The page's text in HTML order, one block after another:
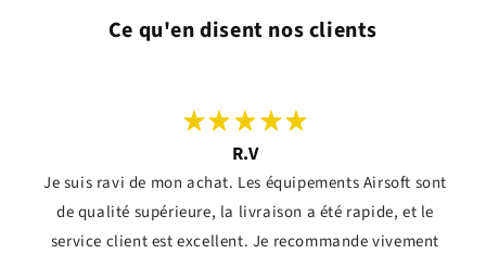
Ce qu'en disent nos clients
R.V
Je suis ravi de mon achat. Les équipements Airsoft sont
de qualité supérieure, la livraison a été rapide, et le
service client est excellent. Je recommande vivement